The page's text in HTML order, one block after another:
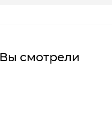
Вы смотрели